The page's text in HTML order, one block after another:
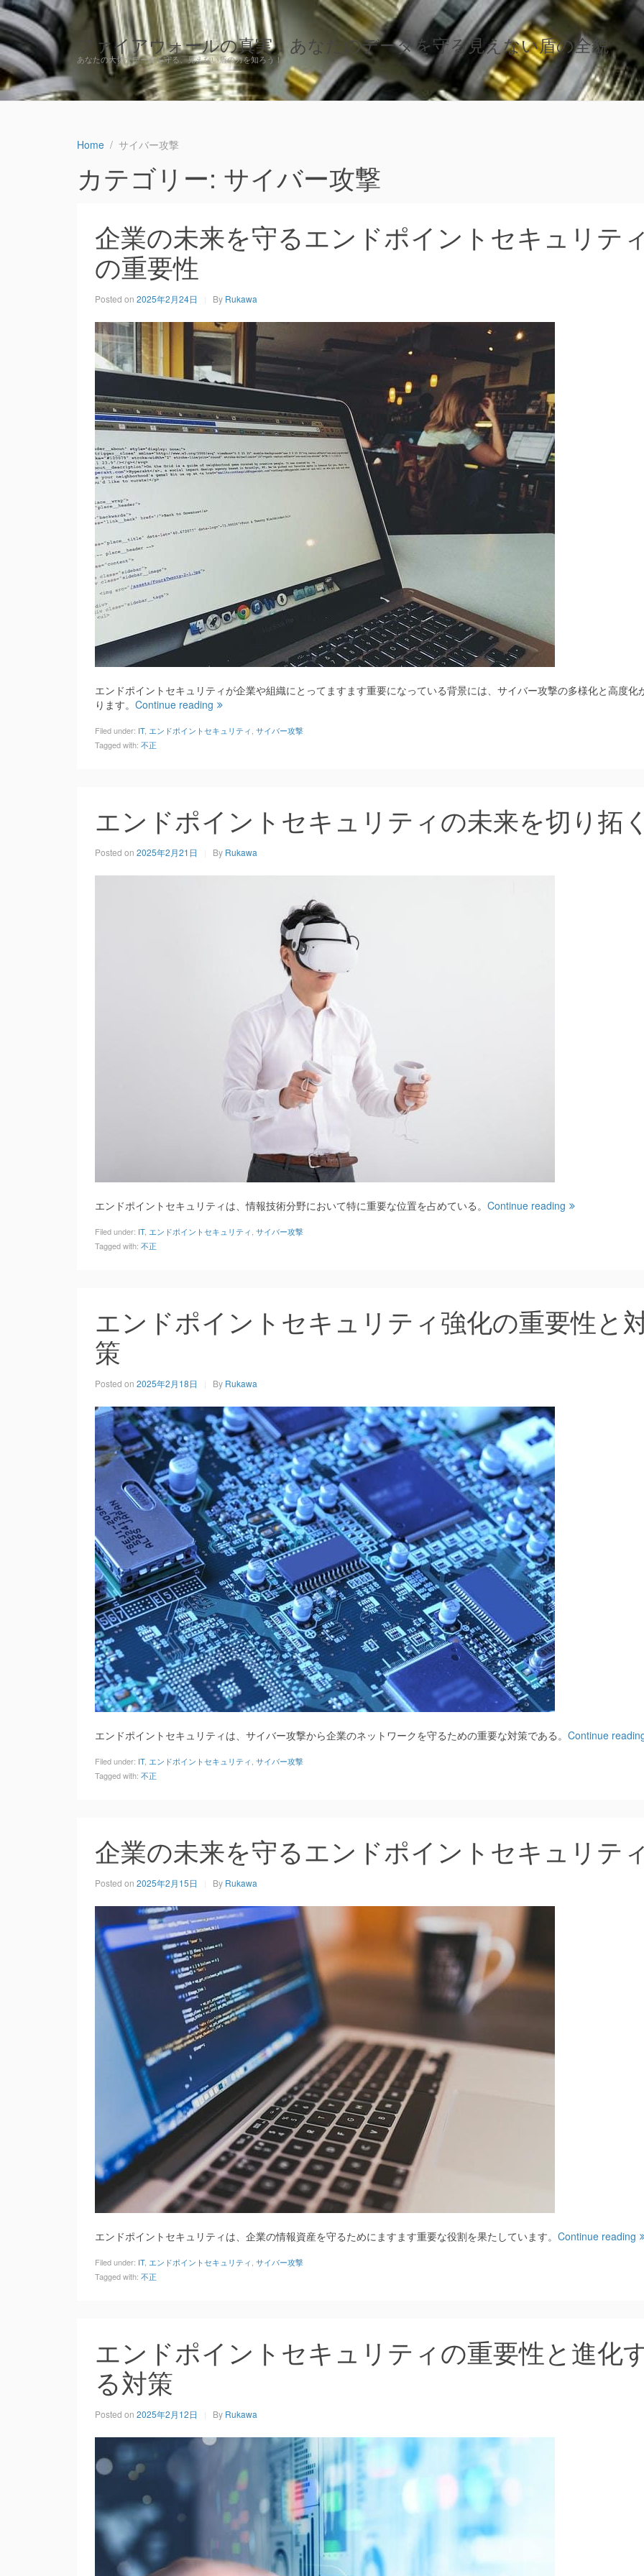
ファイアウォールの真実：あなたのデータを守る見えない盾の全貌
あなたの大切なデータを守る、見えない盾の力を知ろう！
Home サイバー攻撃
カテゴリー: サイバー攻撃
企業の未来を守るエンドポイントセキュリテ
の重要性
Posted on 2025年2月24日 By Rukawa
エンドポイントセキュリティが企業や組織にとってますます重要になっている背景には、サイバー攻撃の多様化と高度化
ります。 Continue reading
Filed under: IT, エンドポイントセキュリティ サイバー攻撃
Tagged with: 不正
エンドポイントセキュリティの未来を切り拓
Posted on 2025年2月21日 By Rukawa
エンドポイントセキュリティは、情報技術分野において特に重要な位置を占めている。 Continue reading
Filed under: IT, エンドポイントセキュリティ サイバー攻撃
Tagged with: 不正
エンドポイントセキュリティ強化の重要性と
策
Posted on 2025年2月18日 By Rukawa
エンドポイントセキュリティは、サイバー攻撃から企業のネットワークを守るための重要な対策である。 Continue
Filed under: IT, エンドポイントセキュリティ サイバー攻撃
Tagged with: 不正
企業の未来を守るエンドポイントセキュリテ
Posted on 2025年2月15日 By Rukawa
エンドポイントセキュリティは、企業の情報資産を守るためにますます重要な役割を果たしています。 Continue reading
Filed under: IT, エンドポイントセキュリティ サイバー攻撃
Tagged with: 不正
エンドポイントセキュリティの重要性と進化
る対策
Posted on 2025年2月12日 By Rukawa